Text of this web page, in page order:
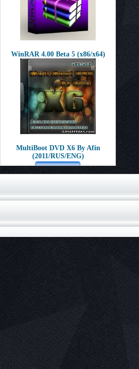
WinRAR 4.00 Beta 5 (x86/x64)
MultiBoot DVD X6 By Afin
(2011/RUS/ENG)